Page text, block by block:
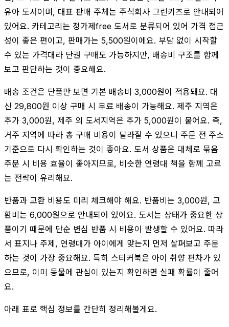
유아 도서이며, 대표 판매 주체는 주식회사 그린키즈로 안내되어
있어요. 카테고리는 정가제free 도서로 분류되어 있어 가격 접근
성이 좋은 편이고, 판매가는 5,500원이에요. 부담 없이 시작할
수 있는 가격대라 단권 구매도 가능하지만, 배송비 구조를 함께
보고 판단하는 것이 중요해요.
배송 조건은 단품만 보면 기본 배송비 3,000원이 적용돼요. 대
신 29,800원 이상 구매 시 무료 배송이 가능해요. 제주 지역은
추가 3,000원, 제주 외 도서지역은 추가 5,000원이 붙어요. 즉,
거주 지역에 따라 총 구매 비용이 달라질 수 있으니 주문 전 주소
기준으로 다시 확인하는 것이 좋아요. 도서 상품은 대체로 묶음
주문 시 비용 효율이 좋아지므로, 비슷한 연령대 책을 함께 고르
는 전략이 유리해요.
반품과 교환 비용도 미리 체크해야 해요. 반품비는 3,000원, 교
환비는 6,000원으로 안내되어 있어요. 도서는 상태가 중요한 상
품이기 때문에 단순 변심 반품 시 비용이 발생할 수 있어요. 따라
서 표지나 주제, 연령대가 아이에게 맞는지 먼저 살펴보고 주문
하는 것이 가장 중요해요. 특히 스티커북은 아이 취향 편차가 있
으므로, 이미 동물에 관심이 있는지 확인하면 실패 확률이 줄어
요.
아래 표로 핵심 정보를 간단히 정리해볼게요.